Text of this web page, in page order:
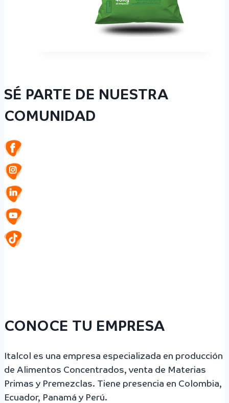
SÉ PARTE DE NUESTRA
COMUNIDAD
CONOCE TU EMPRESA
Italcol es una empresa especializada en producción
de Alimentos Concentrados, venta de Materias
Primas y Premezclas. Tiene presencia en Colombia,
Ecuador, Panamá y Perú.